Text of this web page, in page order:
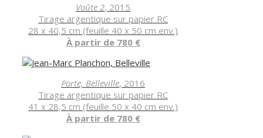
Voûte 2, 2015
Tirage argentique sur papier RC
28 x 40,5 cm (feuille 40 x 50 cm env.)
À partir de 780 €
Porte, Belleville, 2016
Tirage argentique sur papier RC
41 x 28,5 cm (feuille 50 x 40 cm env.)
À partir de 780 €